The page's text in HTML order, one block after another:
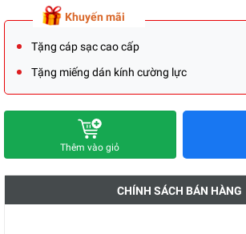
Thêm vào giỏ
Khuyến mãi
Tặng cáp sạc cao cấp
Tặng miếng dán kính cường lực
CHÍNH SÁCH BÁN HÀNG